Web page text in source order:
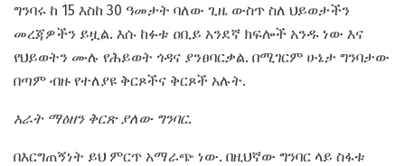
ግንባሩ ከ 15 እስከ 30 ዓመታት ባለው ጊዜ ውስጥ ስለ ህይወታችን
መረጃዎችን ይዟል. እሱ ከፉቱ ዐቢይ አንደኛ ክፍሎች አንዱ ነው እና
የህይወትን ሙሉ የሕይወት ጎዳና ያንፀባርቃል. በሚገርም ሁኔታ ግንባታው
በጣም ብዙ የተለያዩ ቅርጾችና ቅርጾች አሉት.
አራት ማዕዘን ቅርጽ ያለው ግንባር.
በእርግጠኝነት ይህ ምርጥ አማራጭ ነው. በዚህኛው ግንባር ላይ ስፋቱ